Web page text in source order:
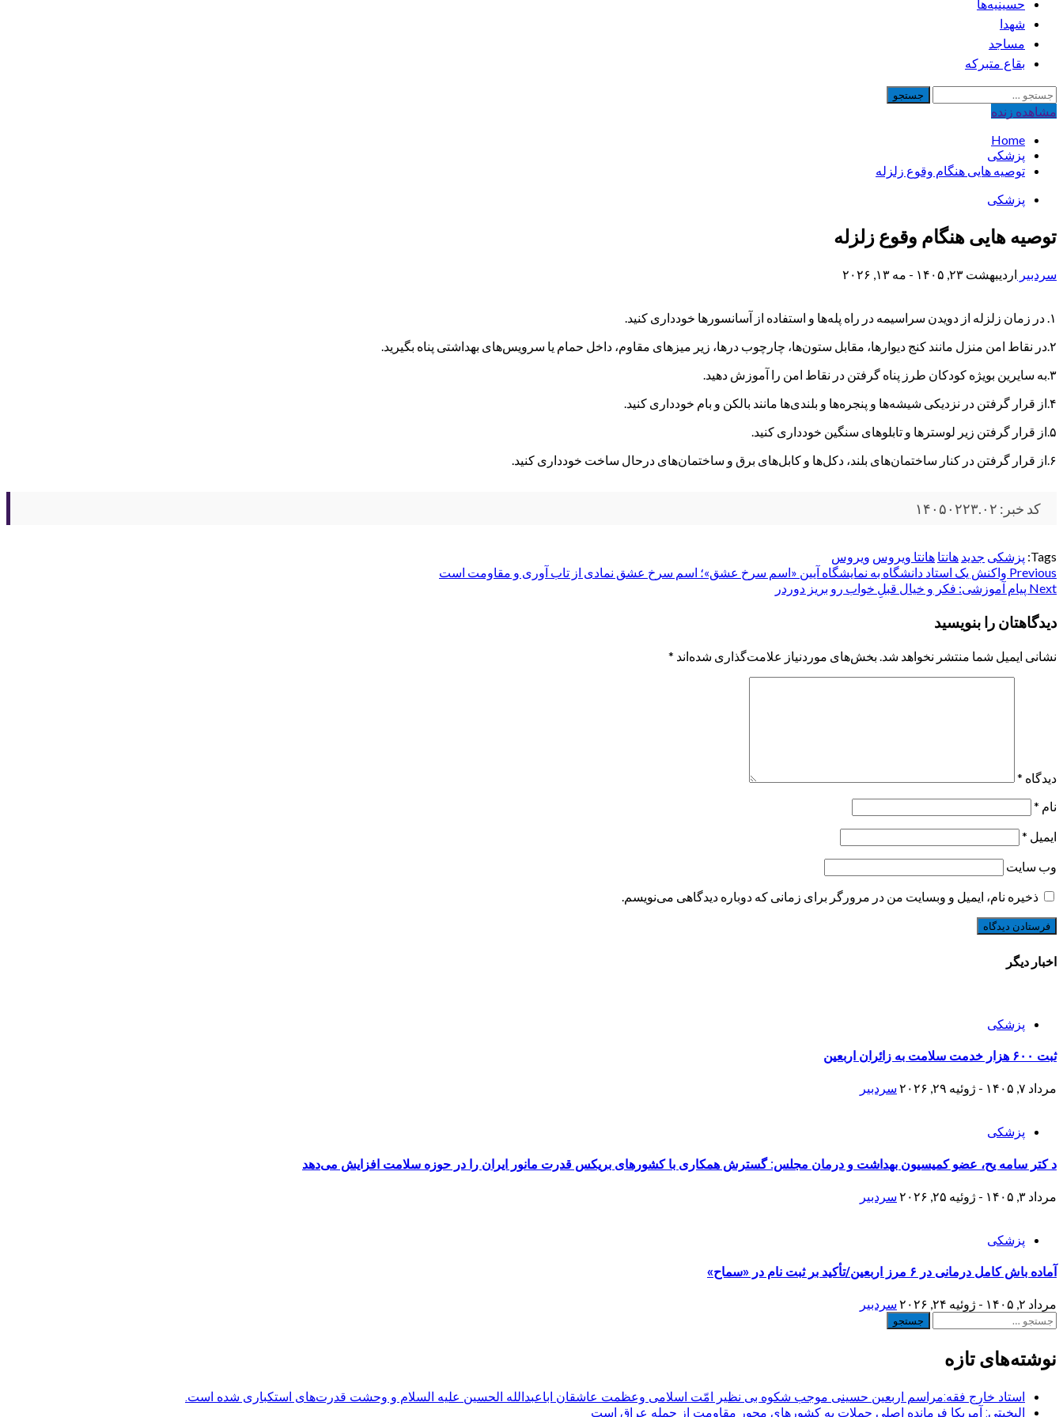
حسینیه‌ها
شهدا
مساجد
بقاع متبرکه
جستجو
برای:
مشاهده‌ زنده
Home
پزشکی
توصیه هایی هنگام وقوع زلزله
پزشکی
توصیه هایی هنگام وقوع زلزله
سردبیر اردیبهشت ۲۳, ۱۴۰۵ - مه ۱۳, ۲۰۲۶
۱. در زمان زلزله از دویدن سراسیمه در راه پله‌ها و استفاده از آسانسورها خودداری کنید.
۲.در نقاط امن منزل مانند کنج دیوارها، مقابل ستون‌ها، چارچوب درها، زیر میزهای مقاوم، داخل حمام یا سرویس‌های بهداشتی پناه بگیرید.
۳.به سایرین بویژه کودکان طرز پناه گرفتن در نقاط امن را آموزش دهید.
۴.از قرار گرفتن در نزدیکی شیشه‌ها و پنجره‌ها و بلندی‌ها مانند بالکن و بام خودداری کنید.
۵.از قرار گرفتن زیر لوسترها و تابلوهای سنگین خودداری کنید.
۶.از قرار گرفتن در کنار ساختمان‌های بلند، دکل‌ها و کابل‌های برق و ساختمان‌های درحال ساخت خودداری کنید.
کد خبر: ۱۴۰۵۰۲۲۳.۰۲
Tags: پزشکی جدید هانتا هانتا ویروس ویروس
Post
navigation
Previous واکنش یک استاد دانشگاه به نمایشگاه آیین «اسم سرخ عشق»؛ اسم سرخ عشق نمادی از تاب آوری و مقاومت است
Next پیام آموزشی: فکر و خیال قبلِ خواب رو بریز دور‌در
دیدگاهتان را بنویسید
نشانی ایمیل شما منتشر نخواهد شد. بخش‌های موردنیاز علامت‌گذاری شده‌اند *
دیدگاه *
نام *
ایمیل *
وب‌ سایت
ذخیره نام، ایمیل و وبسایت من در مرورگر برای زمانی که دوباره دیدگاهی می‌نویسم.
اخبار دیگر
پزشکی
ثبت ۶۰۰ هزار خدمت سلامت به زائران اربعین
مرداد ۷, ۱۴۰۵ - ژوئیه ۲۹, ۲۰۲۶ سردبیر
پزشکی
د کتر سامه یح، عضو کمیسیون بهداشت و درمان مجلس: گسترش همکاری با کشورهای بریکس قدرت مانور ایران را در حوزه سلامت افزایش می‌دهد
مرداد ۳, ۱۴۰۵ - ژوئیه ۲۵, ۲۰۲۶ سردبیر
پزشکی
آماده باش کامل درمانی در ۶ مرز اربعین/تأکید بر ثبت نام در «سماح»
مرداد ۲, ۱۴۰۵ - ژوئیه ۲۴, ۲۰۲۶
سردبیر
جستجو
نوشته‌های تازه
استاد خارج فقه:مراسم اربعین حسینی موجب شکوه بی نظیر امّت اسلامی وعظمت عاشقان اباعبدالله الحسین علیه السلام و وحشت قدرت‌های استکباری شده است.
البخیتی: آمریکا فرمانده اصلی حملات به کشورهای محور مقاومت از جمله عراق است